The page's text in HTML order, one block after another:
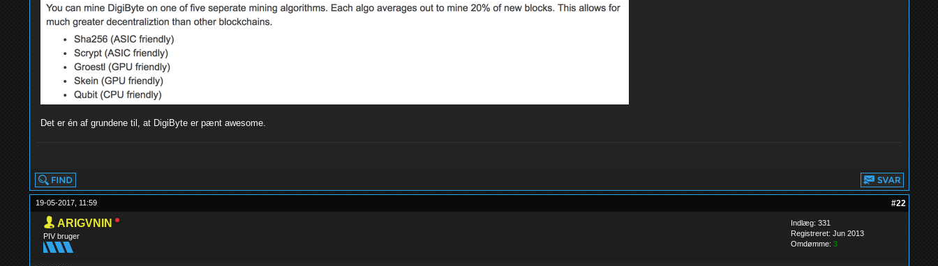
Det er én af grundene til, at DigiByte er pænt awesome.
19-05-2017, 11:59 #22
ARIGVNIN
PIV bruger
Indlæg: 331
Registreret: Jun 2013
Omdømme: 3